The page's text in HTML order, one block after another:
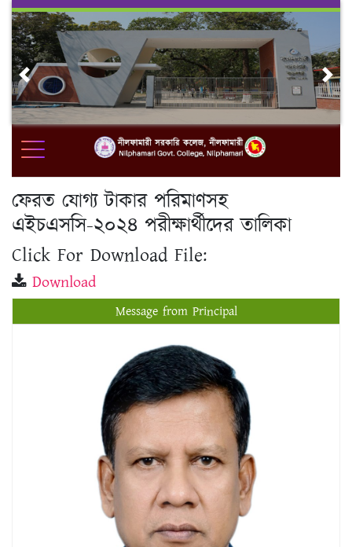
Skip
content
Previous
ফেরত যোগ্য টাকার পরিমাণসহ
এইচএসসি-২০২৪ পরীক্ষার্থীদের তালিকা
Click For Download File:
Download
Message from Principal